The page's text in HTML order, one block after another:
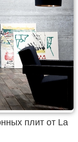
плит от La